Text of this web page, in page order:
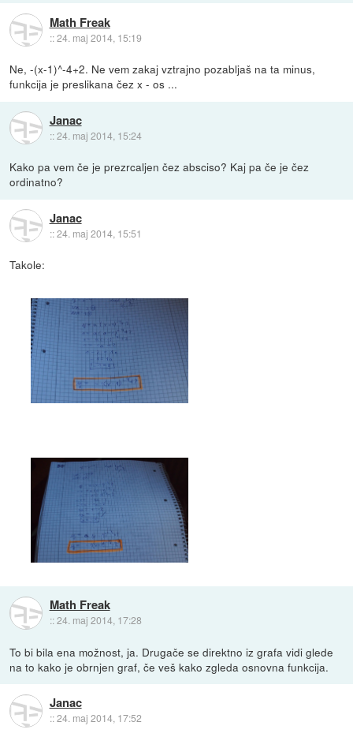
Math Freak
::24. maj 2014, 15:19
Ne, -(x-1)^-4+2. Ne vem zakaj vztrajno pozabljaš na ta minus,
funkcija je preslikana čez x - os ...
Janac
::24. maj 2014, 15:24
Kako pa vem če je prezrcaljen čez absciso? Kaj pa če je čez
ordinatno?
Janac
::24. maj 2014, 15:51
Takole:
Math Freak
::24. maj 2014, 17:28
To bi bila ena možnost, ja. Drugače se direktno iz grafa vidi glede
na to kako je obrnjen graf, če veš kako zgleda osnovna funkcija.
Janac
::24. maj 2014, 17:52